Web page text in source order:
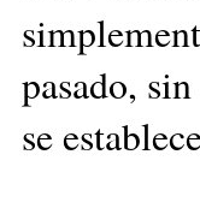
pasado,
se